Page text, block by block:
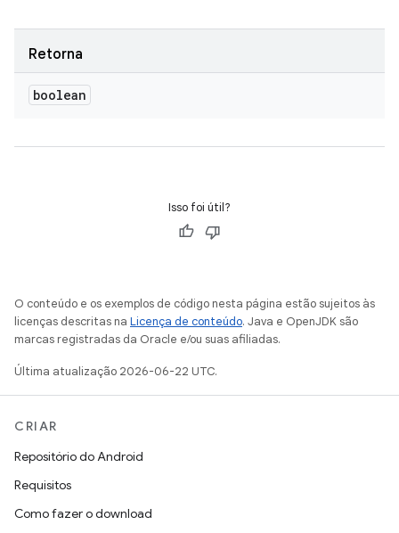
Retorna
boolean
Isso foi útil?
O conteúdo e os exemplos de código nesta página estão sujeitos às
licenças descritas na Licença de conteúdo. Java e OpenJDK são
marcas registradas da Oracle e/ou suas afiliadas.
Última atualização 2026-06-22 UTC.
CRIAR
Repositório do Android
Requisitos
Como fazer o download